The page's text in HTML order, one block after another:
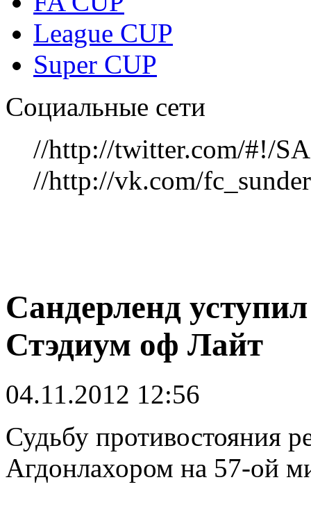
League CUP
Super CUP
Социальные сети
//http://twitter.com/#!/
//http://vk.com/
Сандерленд
Стэдиум оф Лайт
04.11.2012 12:56
Судьбу противостояния
Агдонлахором на 57-ой